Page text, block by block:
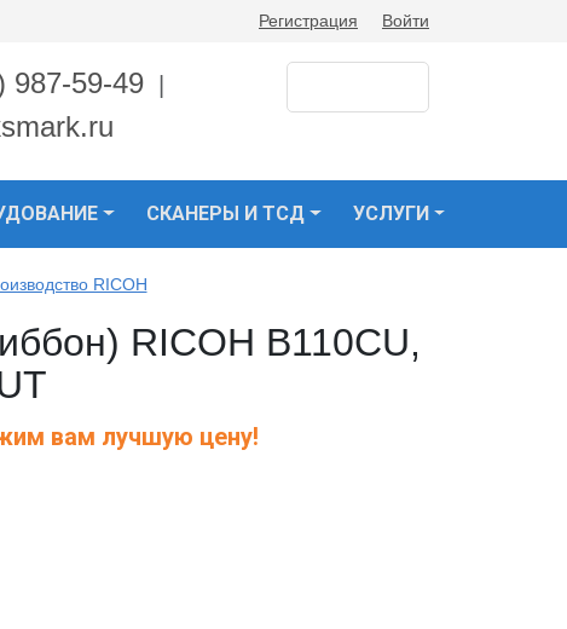
Регистрация Войти
987-59-49
СКАНЕРЫ И ТСД УСЛУГИ
RICOH
RICOH B110CU,
вам лучшую цену!